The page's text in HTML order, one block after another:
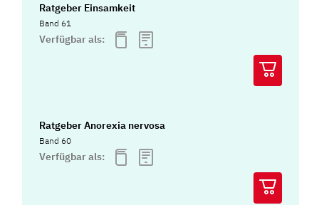
Ratgeber Einsamkeit
Band 61
Verfügbar als:
Ratgeber Anorexia nervosa
Band 60
Verfügbar als: